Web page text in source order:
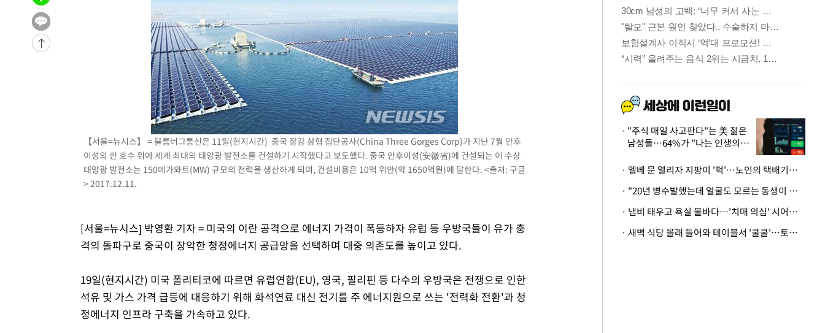
-8188초 전 >
[속보]'압수수색·성접대 논란' 축구협회 "실망과 걱정 안겨드려 죄
송"
53분 전 >
'최고 37도' 폭염 지속…강원동해안 최대 150㎜ 비
2시간 전 >
[속보]뉴욕증시 상승 마감…S&P 0.6% 나스닥 1.3%↑
【서울=뉴시스】 = 블룸버그통신은 11일(현지시간) 중국 장강 삼협 집단공사(China Three Gorges Corp)가 지난 7월 안후
이성의 한 호수 위에 세계 최대의 태양광 발전소를 건설하기 시작했다고 보도했다. 중국 안후이성(安徽省)에 건설되는 이 수상
태양광 발전소는 150메가와트(MW) 규모의 전력을 생산하게 되며, 건설비용은 10억 위안(약 1650억원)에 달한다. <출처: 구글
> 2017.12.11.
[서울=뉴시스] 박영환 기자 = 미국의 이란 공격으로 에너지 가격이 폭등하자 유럽 등 우방국들이 유가 충
격의 돌파구로 중국이 장악한 청정에너지 공급망을 선택하며 대중 의존도를 높이고 있다.
19일(현지시간) 미국 폴리티코에 따르면 유럽연합(EU), 영국, 필리핀 등 다수의 우방국은 전쟁으로 인한
석유 및 가스 가격 급등에 대응하기 위해 화석연료 대신 전기를 주 에너지원으로 쓰는 '전력화 전환'과 청
정에너지 인프라 구축을 가속하고 있다.
"주식 매일 사고판다"는 美 젊은
남성들…64%가 "나는 인생의
· 엘베 문 열리자 지팡이 '퍽'…노인의 택배기사 폭행 이유
· "20년 병수발했는데 얼굴도 모르는 동생이 유산 절반을"…배다른 형제 상속권 있을까
· 냄비 태우고 욕실 물바다…'치매 의심' 시어머니 검사 권유했다가 '날벼락'
· 새벽 식당 몰래 들어와 테이블서 '쿨쿨'…토사물 남기고 사라진 남성